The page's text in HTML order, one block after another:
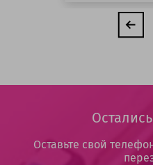
Оставьте свой